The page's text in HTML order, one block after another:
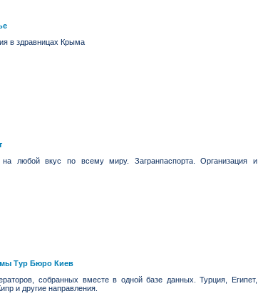
в здравницах Крыма
любой вкус по всему миру. Загранпаспорта. Организация и
Тур Бюро Киев
собранных вместе в одной базе данных. Турция, Египет,
и другие направления.